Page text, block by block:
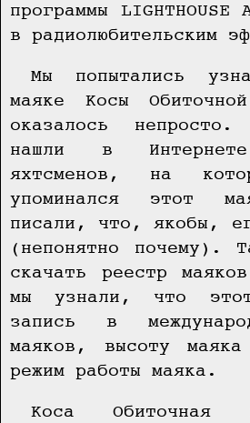
программы LIGHTHOUSE
в радиолюбительским
Мы попытались
маяке Косы
оказалось
нашли в
яхтсменов, на
упоминался этот
писали, что, якобы,
(непонятно почему).
скачать реестр
мы узнали, что
запись в
маяков, высоту
режим работы маяка.
Коса Обиточная